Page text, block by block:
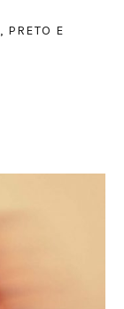
, PRETO E